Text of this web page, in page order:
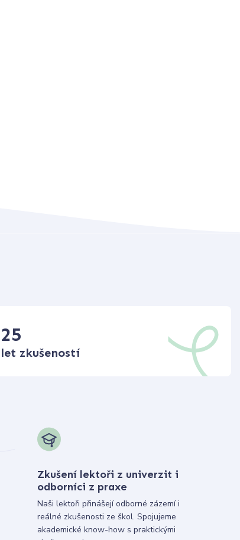
25
let zkušeností
Zkušení lektoři z univerzit i
odborníci z praxe
Naši lektoři přinášejí odborné zázemí i
reálné zkušenosti ze škol. Spojujeme
akademické know-how s praktickými